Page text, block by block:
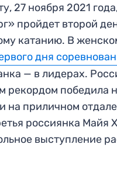
27 ноября 2021
пройдет второй
катанию. В
дня
— в лидерах.
рекордом победила
на приличном
россиянка Майя
выступление